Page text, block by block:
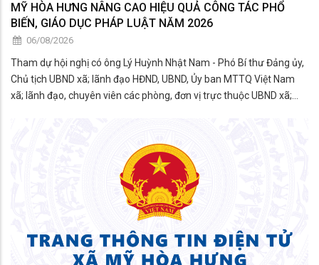
MỸ HÒA HƯNG NÂNG CAO HIỆU QUẢ CÔNG TÁC PHỔ
BIẾN, GIÁO DỤC PHÁP LUẬT NĂM 2026
06/08/2026
Tham dự hội nghị có ông Lý Huỳnh Nhật Nam - Phó Bí thư Đảng ủy,
Chủ tịch UBND xã; lãnh đạo HĐND, UBND, Ủy ban MTTQ Việt Nam
xã; lãnh đạo, chuyên viên các phòng, đơn vị trực thuộc UBND xã;